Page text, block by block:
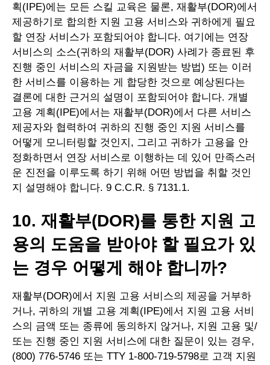
획(IPE)에는 모든 스킬 교육은 물론, 재활부(DOR)에서
제공하기로 합의한 지원 고용 서비스와 귀하에게 필요
할 연장 서비스가 포함되어야 합니다. 여기에는 연장
서비스의 소스(귀하의 재활부(DOR) 사례가 종료된 후
진행 중인 서비스의 자금을 지원받는 방법) 또는 이러
한 서비스를 이용하는 게 합당한 것으로 예상된다는
결론에 대한 근거의 설명이 포함되어야 합니다. 개별
고용 계획(IPE)에서는 재활부(DOR)에서 다른 서비스
제공자와 협력하여 귀하의 진행 중인 지원 서비스를
어떻게 모니터링할 것인지, 그리고 귀하가 고용을 안
정화하면서 연장 서비스로 이행하는 데 있어 만족스러
운 진전을 이루도록 하기 위해 어떤 방법을 취할 것인
지 설명해야 합니다. 9 C.C.R. § 7131.1.
10. 재활부(DOR)를 통한 지원 고
용의 도움을 받아야 할 필요가 있
는 경우 어떻게 해야 합니까?
재활부(DOR)에서 지원 고용 서비스의 제공을 거부하
거나, 귀하의 개별 고용 계획(IPE)에서 지원 고용 서비
스의 금액 또는 종류에 동의하지 않거나, 지원 고용 및/
또는 진행 중인 지원 서비스에 대한 질문이 있는 경우,
(800) 776-5746 또는 TTY 1-800-719-5798로 고객 지원